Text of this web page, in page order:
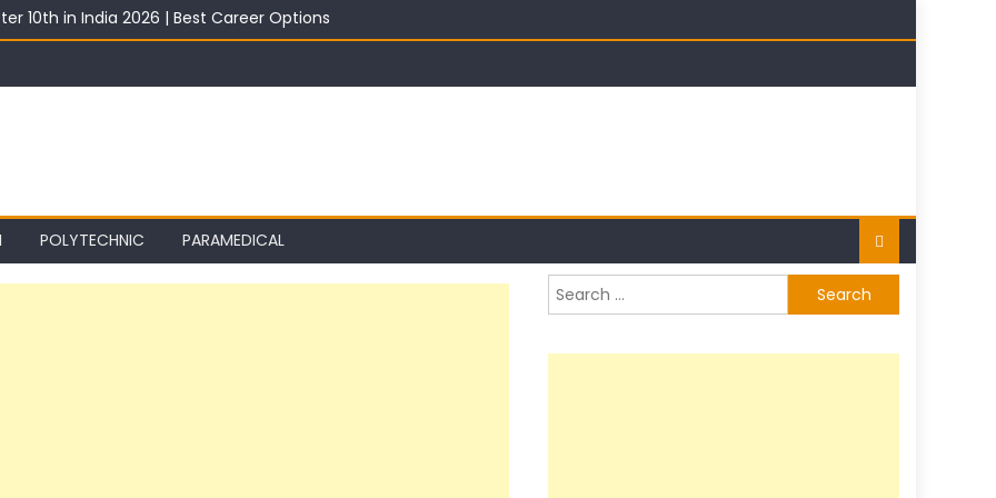
10th in India 2026 | Best Career Options
With Salary 2026 | Top Career Options
2026: Best ITI Trade, Salary & Job Scope
Wise: Expected Marks, Rank List & Merit List
POLYTECHNIC PARAMEDICAL
Search
for: